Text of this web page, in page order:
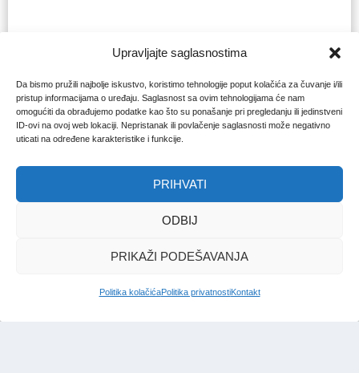
Upravljajte saglasnostima
Da bismo pružili najbolje iskustvo, koristimo tehnologije poput kolačića za čuvanje i/ili
pristup informacijama o uređaju. Saglasnost sa ovim tehnologijama će nam
omogućiti da obrađujemo podatke kao što su ponašanje pri pregledanju ili jedinstveni
ID-ovi na ovoj web lokaciji. Nepristanak ili povlačenje saglasnosti može negativno
uticati na određene karakteristike i funkcije.
PRIHVATI
ODBIJ
PRIKAŽI PODEŠAVANJA
Politika kolačićaPolitika privatnostiKontakt